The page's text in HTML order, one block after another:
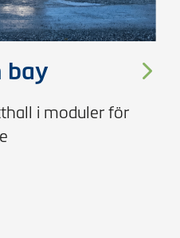
bay
i moduler för